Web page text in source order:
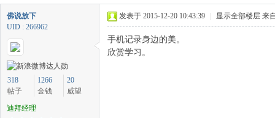
佛说放下
UID : 266962
318
帖子
1266
金钱
20
威望
迪拜经理
发表于 2015-12-20 10:43:39 显示全部楼层 来
手机记录身边的美。
欣赏学习。